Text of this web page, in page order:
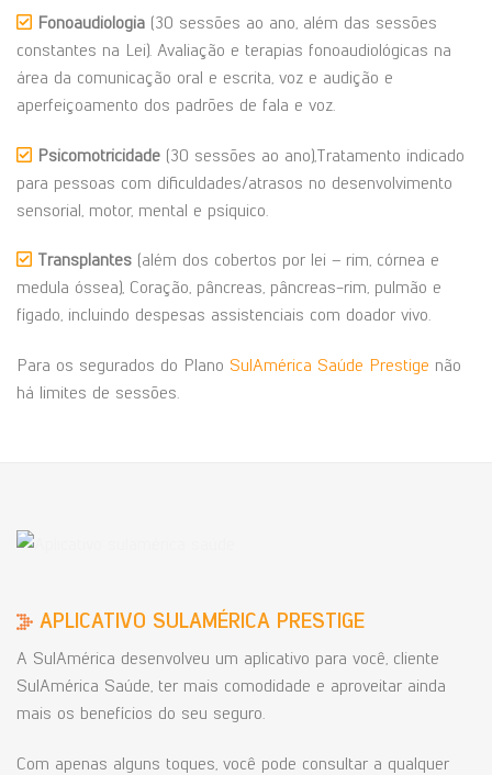
Fonoaudiologia (30 sessões ao ano, além das sessões
constantes na Lei). Avaliação e terapias fonoaudiológicas na
área da comunicação oral e escrita, voz e audição e
aperfeiçoamento dos padrões de fala e voz.
Psicomotricidade (30 sessões ao ano),Tratamento indicado
para pessoas com dificuldades/atrasos no desenvolvimento
sensorial, motor, mental e psíquico.
Transplantes (além dos cobertos por lei – rim, córnea e
medula óssea), Coração, pâncreas, pâncreas-rim, pulmão e
fígado, incluindo despesas assistenciais com doador vivo.
Para os segurados do Plano SulAmérica Saúde Prestige não
há limites de sessões.
APLICATIVO SULAMÉRICA PRESTIGE
A SulAmérica desenvolveu um aplicativo para você, cliente
SulAmérica Saúde, ter mais comodidade e aproveitar ainda
mais os benefícios do seu seguro.
Com apenas alguns toques, você pode consultar a qualquer